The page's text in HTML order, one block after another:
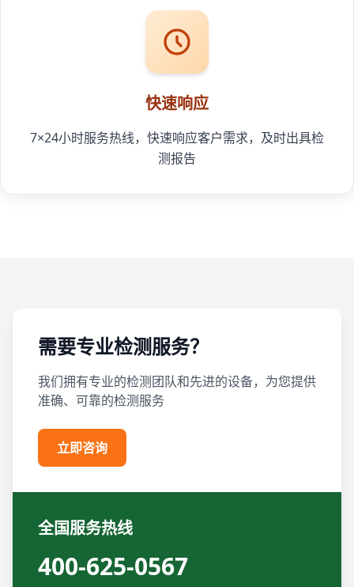
快速响应
7×24小时服务热线，快速响应客户需求，及时出具检
测报告
需要专业检测服务？
我们拥有专业的检测团队和先进的设备，为您提供
准确、可靠的检测服务
立即咨询
全国服务热线
400-625-0567